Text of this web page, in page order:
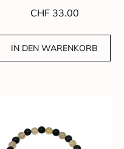
CHF33.00
IN DEN WARENKORB